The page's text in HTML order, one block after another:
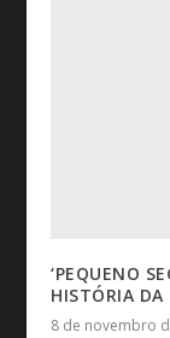
‘PEQUENO
HISTÓRIA DA
8 de novembro